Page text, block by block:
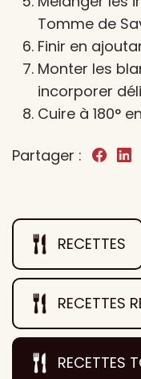
Tomme de
Finir en
Monter les
incorporer
Cuire à 180°
Partager :
RECETTES
RECETTES
RECETTES